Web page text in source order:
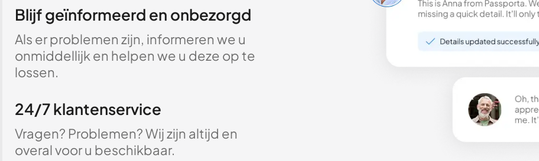
Blijf geïnformeerd en onbezorgd
Als er problemen zijn, informeren we u
onmiddellijk en helpen we u deze op te
lossen.
24/7 klantenservice
Vragen? Problemen? Wij zijn altijd en
overal voor u beschikbaar.